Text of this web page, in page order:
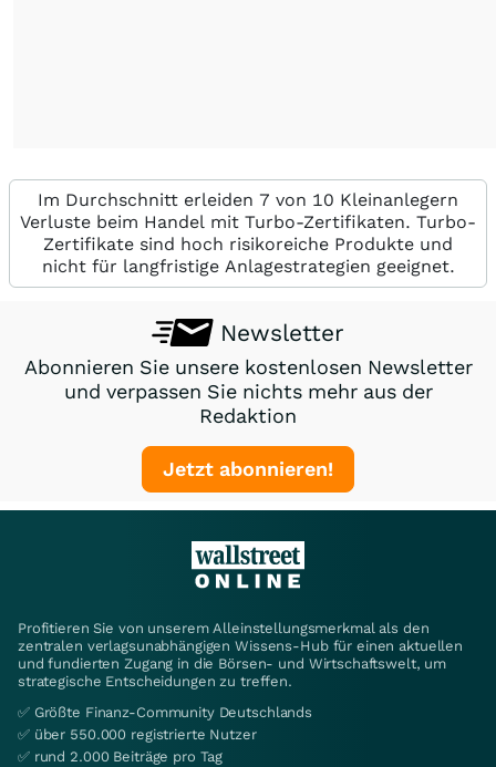
Im Durchschnitt erleiden 7 von 10 Kleinanlegern
Verluste beim Handel mit Turbo-Zertifikaten. Turbo-
Zertifikate sind hoch risikoreiche Produkte und
nicht für langfristige Anlagestrategien geeignet.
Newsletter
Abonnieren Sie unsere kostenlosen Newsletter
und verpassen Sie nichts mehr aus der
Redaktion
Jetzt abonnieren!
Profitieren Sie von unserem Alleinstellungsmerkmal als den
zentralen verlagsunabhängigen Wissens-Hub für einen aktuellen
und fundierten Zugang in die Börsen- und Wirtschaftswelt, um
strategische Entscheidungen zu treffen.
✅ Größte Finanz-Community Deutschlands
✅ über 550.000 registrierte Nutzer
✅ rund 2.000 Beiträge pro Tag